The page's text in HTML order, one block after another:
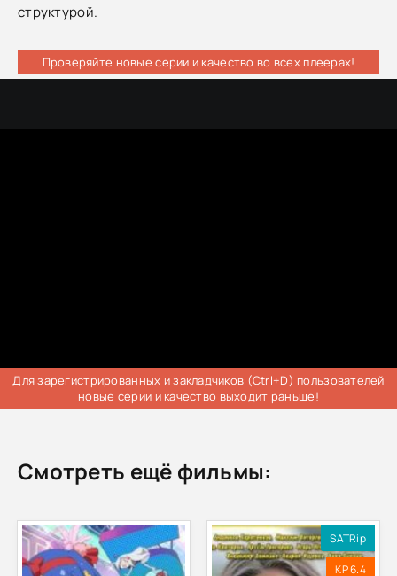
структурой.
Проверяйте новые серии и качество во всех плеерах!
Для зарегистрированных и закладчиков (Ctrl+D) пользователей
новые серии и качество выходит раньше!
Смотреть ещё фильмы:
SATRip
KP 6.4